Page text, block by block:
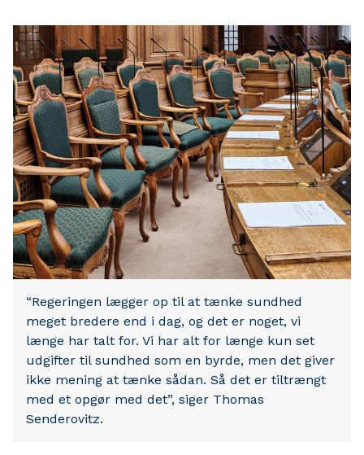
“Regeringen lægger op til at tænke sundhed
meget bredere end i dag, og det er noget, vi
længe har talt for. Vi har alt for længe kun set
udgifter til sundhed som en byrde, men det giver
ikke mening at tænke sådan. Så det er tiltrængt
med et opgør med det”, siger Thomas
Senderovitz.